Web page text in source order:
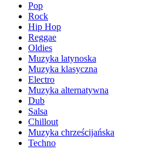
Pop
Rock
Hip Hop
Reggae
Oldies
Muzyka latynoska
Muzyka klasyczna
Electro
Muzyka alternatywna
Dub
Salsa
Chillout
Muzyka chrześcijańska
Techno